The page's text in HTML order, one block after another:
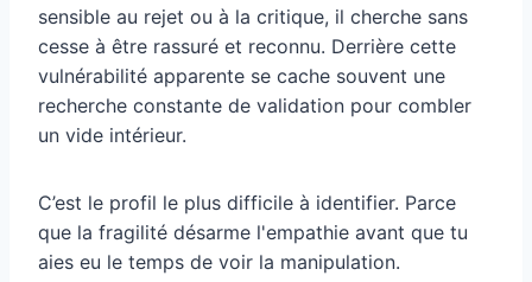
sensible au rejet ou à la critique, il cherche sans
cesse à être rassuré et reconnu. Derrière cette
vulnérabilité apparente se cache souvent une
recherche constante de validation pour combler
un vide intérieur.
C’est le profil le plus difficile à identifier. Parce
que la fragilité désarme l'empathie avant que tu
aies eu le temps de voir la manipulation.